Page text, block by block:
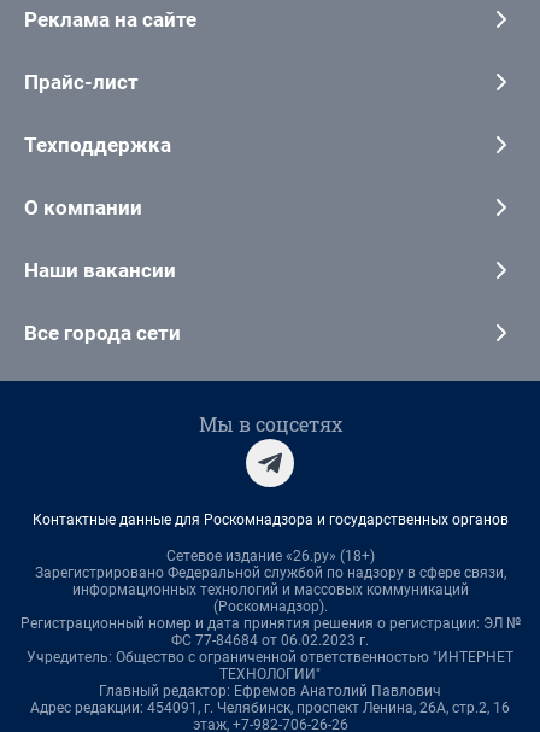
Реклама на сайте
Прайс-лист
Техподдержка
О компании
Наши вакансии
Все города сети
Мы в соцсетях
Контактные данные для Роскомнадзора и государственных органов
Сетевое издание «26.ру» (18+)
Зарегистрировано Федеральной службой по надзору в сфере связи,
информационных технологий и массовых коммуникаций
(Роскомнадзор).
Регистрационный номер и дата принятия решения о регистрации: ЭЛ №
ФС 77-84684 от 06.02.2023 г.
Учредитель: Общество с ограниченной ответственностью "ИНТЕРНЕТ
ТЕХНОЛОГИИ"
Главный редактор: Ефремов Анатолий Павлович
Адрес редакции: 454091, г. Челябинск, проспект Ленина, 26А, стр.2, 16
этаж, +7-982-706-26-26